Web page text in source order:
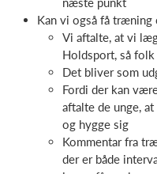
Kan vi også få træning
Vi aftalte, at vi
Holdsport, så
Det bliver som
Fordi der kan
aftalte de unge,
og hygge sig
Kommentar fra
der er både